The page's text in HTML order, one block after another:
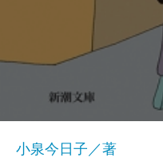
小泉今日子／著